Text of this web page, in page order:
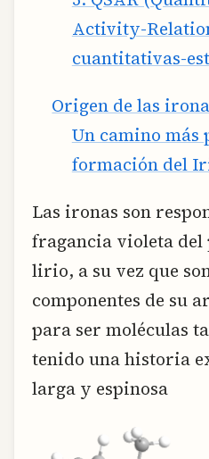
Activity-
cuantitativas-
Origen de las
Un camino más
formación del
Las ironas son
fragancia violeta del
lirio, a su vez que
componentes de su
para ser moléculas
tenido una historia
larga y espinosa